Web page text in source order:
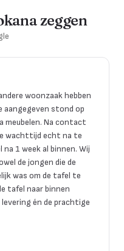
zeggen
woonzaak hebben
aangegeven stond op
meubelen. Na contact
wachttijd echt na te
1 week al binnen. Wij
de jongen die de
was om de tafel te
tafel naar binnen
én de prachtige